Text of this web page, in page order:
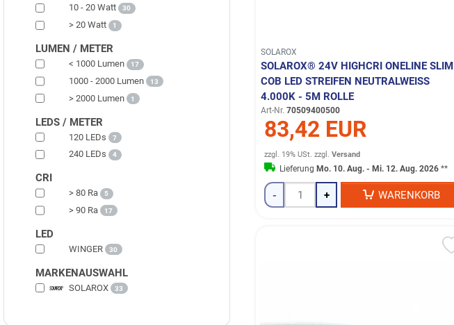
SOLAROX
SOLAROX® 24V HIGHCRI ONELINE SLIM
COB LED STREIFEN NEUTRALWEISS 4
.000K - 5M ROLLE
Art-Nr. 70509400500
83,42 EUR
zzgl. 19% USt. zzgl.Versand
Lieferung Mo. 10. Aug. - Mi. 12. Aug. 2026 **
- + WARENKORB
10 - 20 Watt 30
> 20 Watt 1
LUMEN / METER
< 1000 Lumen 17
1000 - 2000 Lumen 13
> 2000 Lumen 1
LEDS / METER
120 LEDs 7
240 LEDs 4
CRI
> 80 Ra 5
> 90 Ra 17
LED
WINGER 30
MARKENAUSWAHL
SOLAROX 33